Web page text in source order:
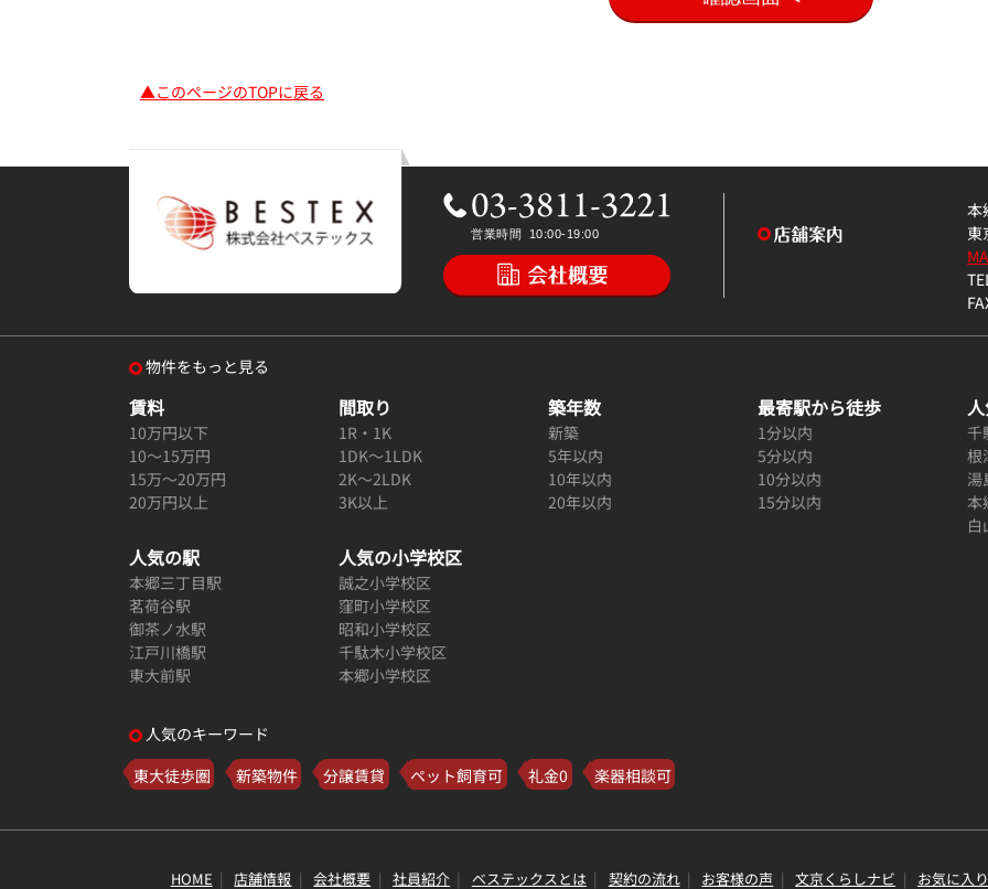
▲このページのTOPに戻る
本
東
物件をもっと見る
賃料
10万円以下
10～15万円
15万～20万円
20万円以上
間取り
1R・1K
1DK～1LDK
2K～2LDK
3K以上
築年数
新築
5年以内
10年以内
20年以内
最寄駅から徒歩
1分以内
5分以内
10分以内
15分以内
千
根
湯
本
白
人気の駅
本郷三丁目駅
茗荷谷駅
御茶ノ水駅
江戸川橋駅
東大前駅
人気の小学校区
誠之小学校区
窪町小学校区
昭和小学校区
千駄木小学校区
本郷小学校区
人気のキーワード
東大徒歩圏
新築物件 分譲賃貸 ペット飼育可 礼金0 楽器相談可
HOME 店舗情報 会社概要 社員紹介 ベステックスとは 契約の流れ お客様の声 文京くらしナビ お気に入